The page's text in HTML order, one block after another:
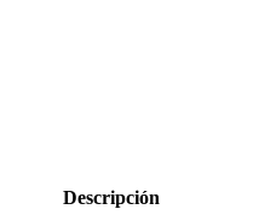
Descripción